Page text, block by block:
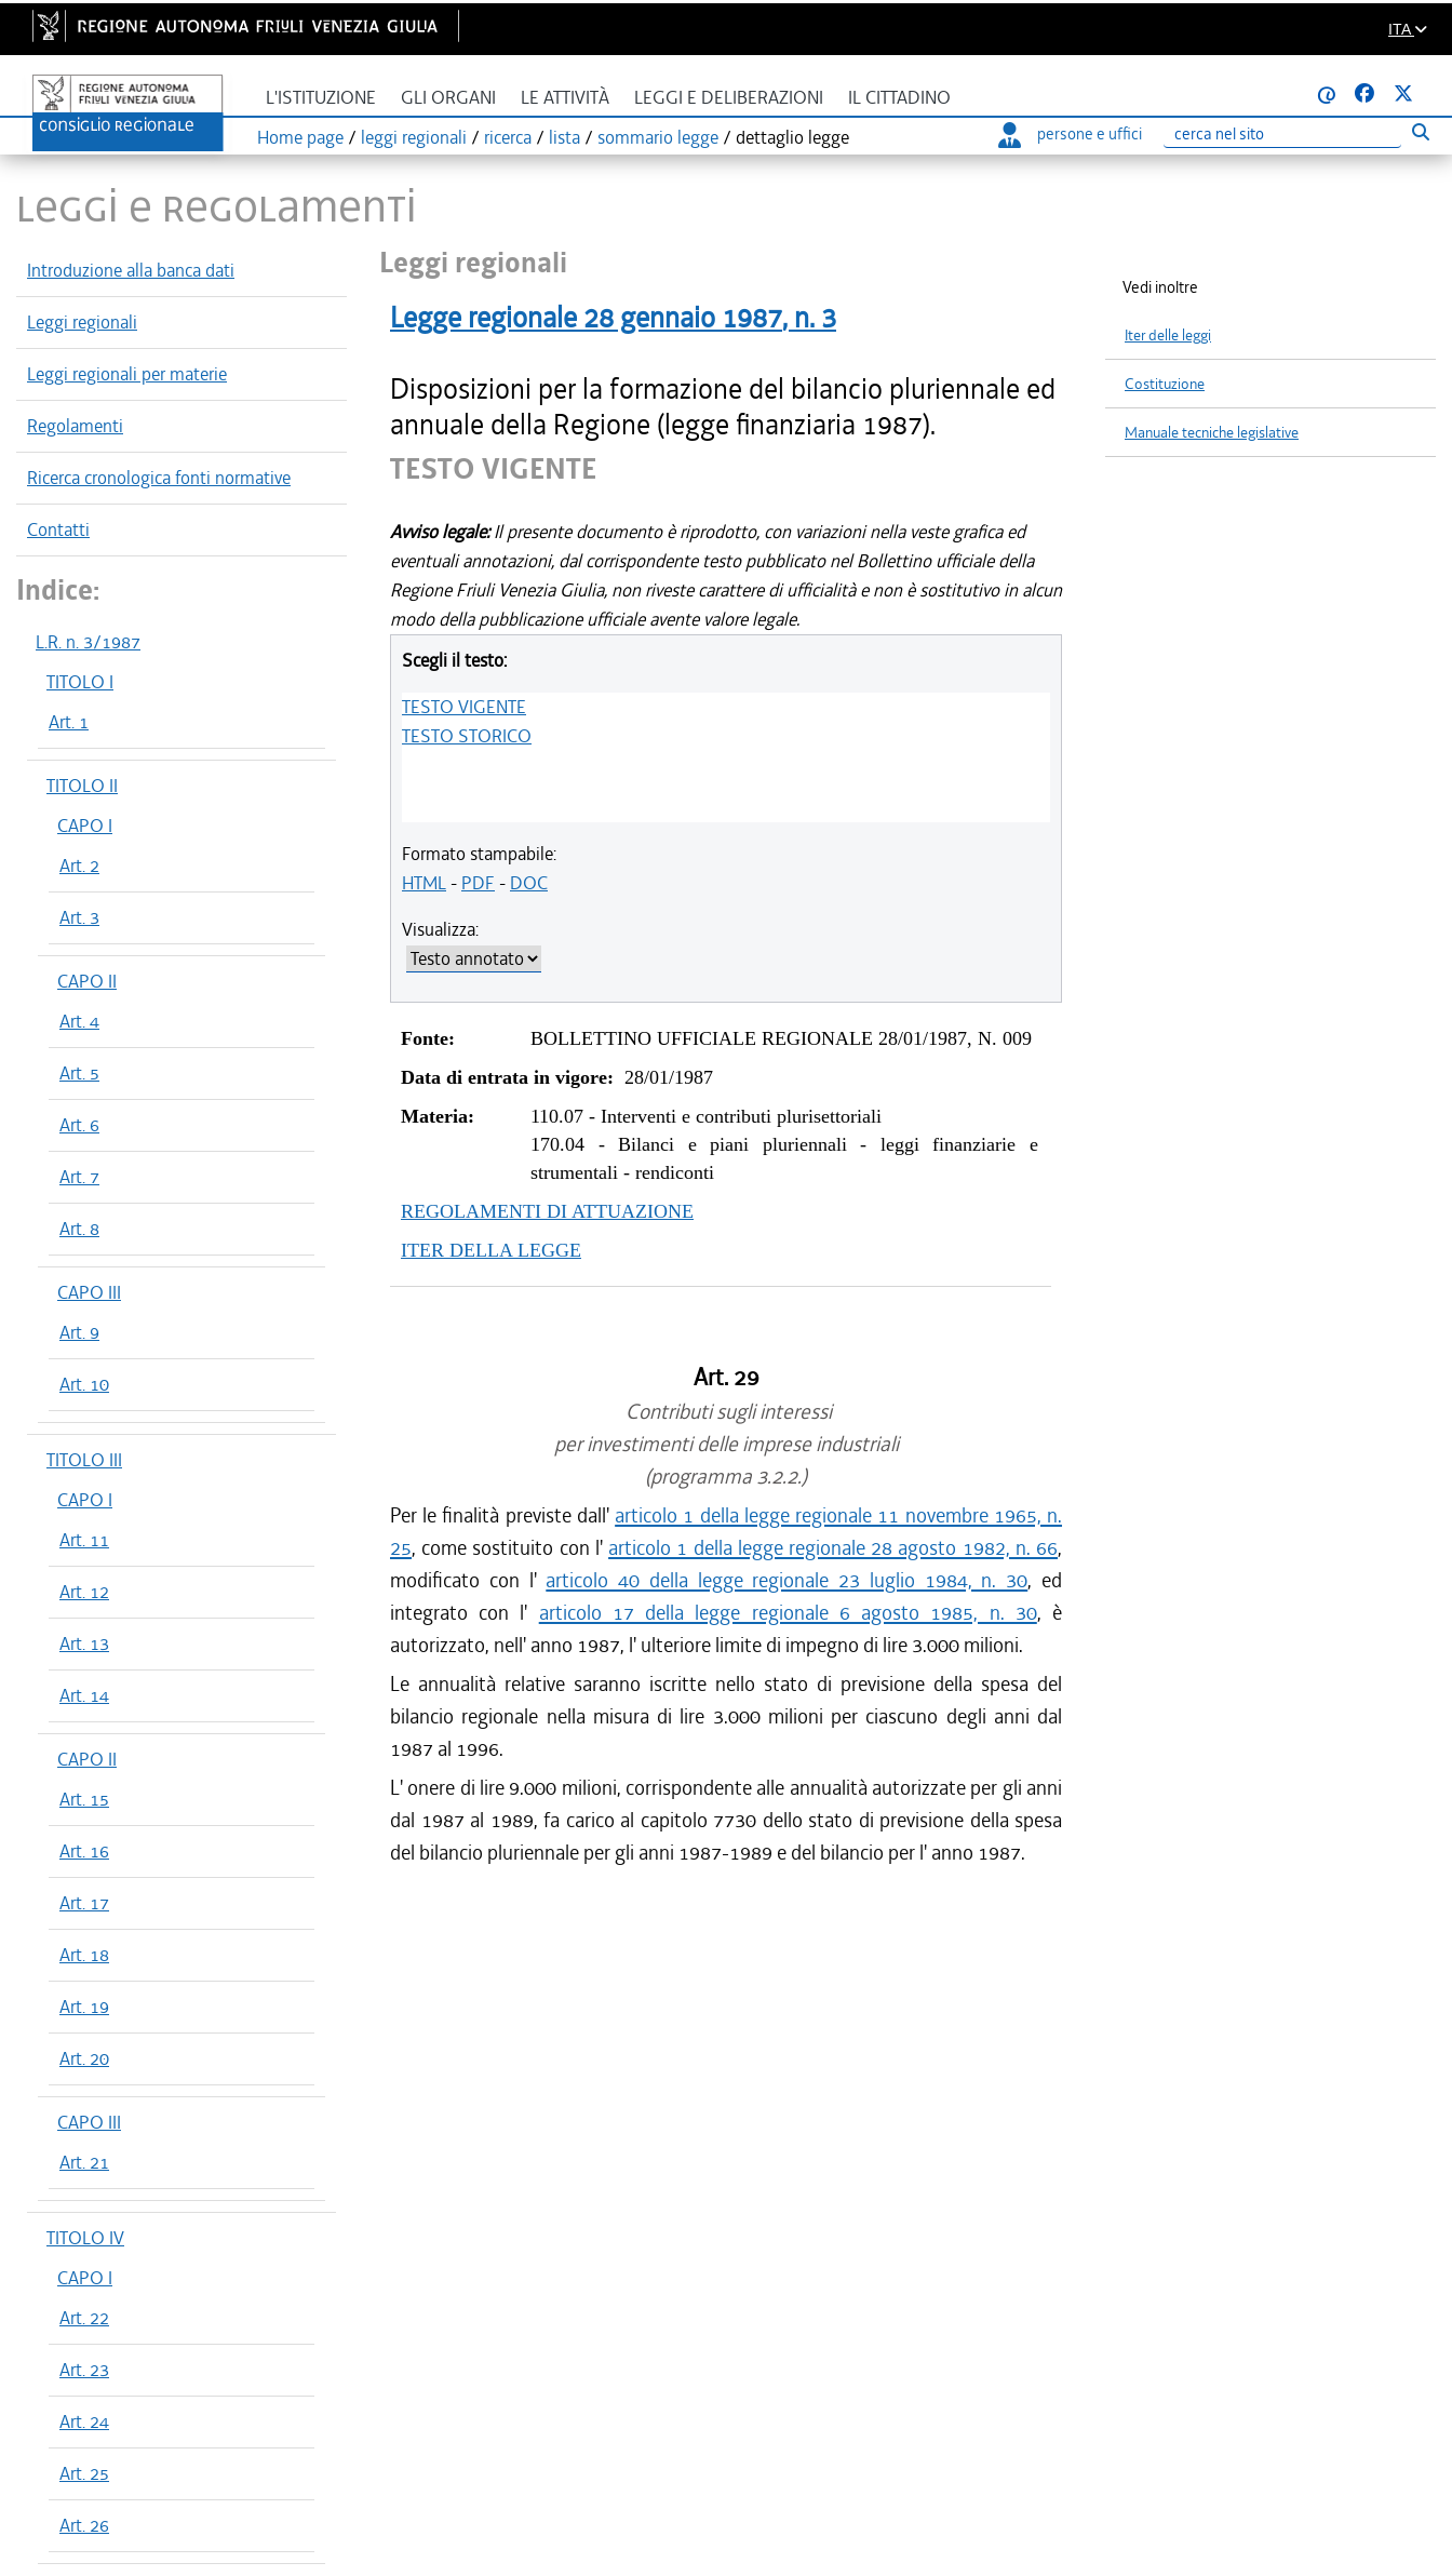
ITA
L'ISTITUZIONE GLI ORGANI LE ATTIVITÀ LEGGI E DELIBERAZIONI IL CITTADINO
@
Home page / leggi regionali / ricerca / lista / sommario legge / dettaglio legge persone e uffici
Ricerca
LEGGI E REGOLAMENTI
Introduzione alla banca dati
Leggi regionali
Leggi regionali per materie
Regolamenti
Ricerca cronologica fonti normative
Contatti
Indice:
L.R. n. 3/1987
TITOLO I
Art. 1
TITOLO II
CAPO I
Art. 2
Art. 3
CAPO II
Art. 4
Art. 5
Art. 6
Art. 7
Art. 8
CAPO III
Art. 9
Art. 10
TITOLO III
CAPO I
Art. 11
Art. 12
Art. 13
Art. 14
CAPO II
Art. 15
Art. 16
Art. 17
Art. 18
Art. 19
Art. 20
CAPO III
Art. 21
TITOLO IV
CAPO I
Art. 22
Art. 23
Art. 24
Art. 25
Art. 26
Leggi regionali
Legge regionale 28 gennaio 1987, n. 3
Disposizioni per la formazione del bilancio pluriennale ed
annuale della Regione (legge finanziaria 1987).
TESTO VIGENTE
Avviso legale:Il presente documento è riprodotto, con variazioni nella veste grafica ed
eventuali annotazioni, dal corrispondente testo pubblicato nel Bollettino ufficiale della
Regione Friuli Venezia Giulia, non riveste carattere di ufficialità e non è sostitutivo in alcun
modo della pubblicazione ufficiale avente valore legale.
Scegli il testo:
TESTO VIGENTE
TESTO STORICO
Formato stampabile:
HTML- PDF - DOC
Visualizza:
Fonte:
BOLLETTINO UFFICIALE REGIONALE 28/01/1987, N. 009
Data di entrata in vigore: 28/01/1987
Materia:
110.07 -Interventi e contributi plurisettoriali
170.04 -Bilanci e piani pluriennali - leggi finanziarie e
strumentali - rendiconti
REGOLAMENTI DI ATTUAZIONE
ITER DELLA LEGGE
Art. 29
Contributi sugli interessi
per investimenti delle imprese industriali
(programma 3.2.2.)
Per le finalità previste dall' articolo 1 della legge regionale 11 novembre 1965, n.
25, come sostituito con l' articolo 1 della legge regionale 28 agosto 1982, n. 66,
modificato con l' articolo 40 della legge regionale 23 luglio 1984, n. 30, ed
integrato con l' articolo 17 della legge regionale 6 agosto 1985, n. 30, è
autorizzato, nell' anno 1987, l' ulteriore limite di impegno di lire 3.000 milioni.
Le annualità relative saranno iscritte nello stato di previsione della spesa del
bilancio regionale nella misura di lire 3.000 milioni per ciascuno degli anni dal
1987 al 1996.
L' onere di lire 9.000 milioni, corrispondente alle annualità autorizzate per gli anni
dal 1987 al 1989, fa carico al capitolo 7730 dello stato di previsione della spesa
del bilancio pluriennale per gli anni 1987-1989 e del bilancio per l' anno 1987.
Vedi inoltre
Iter delle leggi
Costituzione
Manuale tecniche legislative